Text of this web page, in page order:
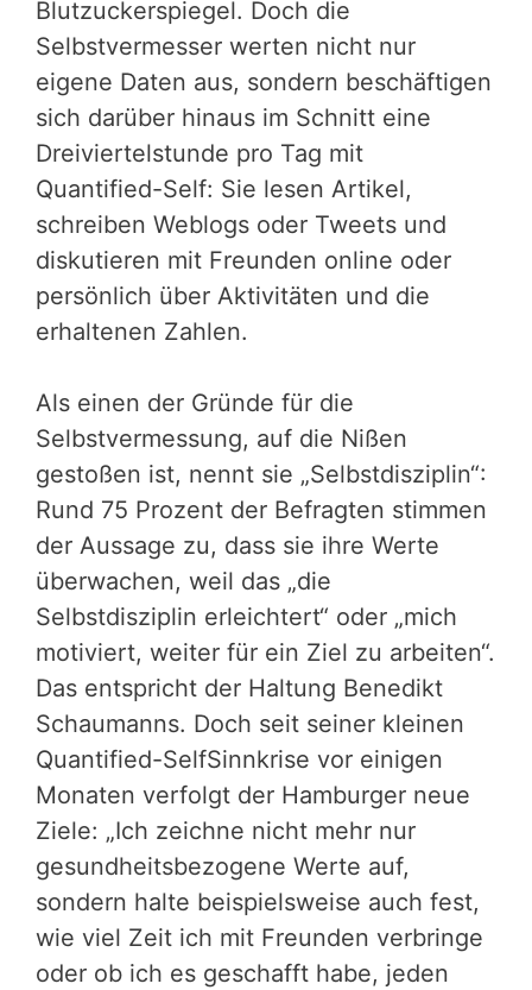
Blutzuckerspiegel. Doch die
Selbstvermesser werten nicht nur
eigene Daten aus, sondern beschäftigen
sich darüber hinaus im Schnitt eine
Dreiviertelstunde pro Tag mit
Quantified-Self: Sie lesen Artikel,
schreiben Weblogs oder Tweets und
diskutieren mit Freunden online oder
persönlich über Aktivitäten und die
erhaltenen Zahlen.
Als einen der Gründe für die
Selbstvermessung, auf die Nißen
gestoßen ist, nennt sie „Selbstdisziplin“:
Rund 75 Prozent der Befragten stimmen
der Aussage zu, dass sie ihre Werte
überwachen, weil das „die
Selbstdisziplin erleichtert“ oder „mich
motiviert, weiter für ein Ziel zu arbeiten“.
Das entspricht der Haltung Benedikt
Schaumanns. Doch seit seiner kleinen
Quantified-SelfSinnkrise vor einigen
Monaten verfolgt der Hamburger neue
Ziele: „Ich zeichne nicht mehr nur
gesundheitsbezogene Werte auf,
sondern halte beispielsweise auch fest,
wie viel Zeit ich mit Freunden verbringe
oder ob ich es geschafft habe, jeden